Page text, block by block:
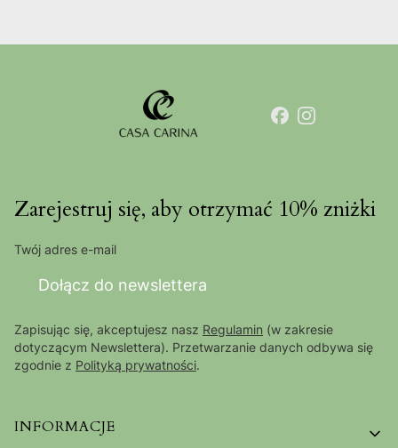
Zarejestruj się, aby otrzymać 10% zniżki
Twój adres e-mail
Dołącz do newslettera
Zapisując się, akceptujesz nasz Regulamin (w zakresie
dotyczącym Newslettera). Przetwarzanie danych odbywa się
zgodnie z Polityką prywatności.
Linki w stopce
INFORMACJE